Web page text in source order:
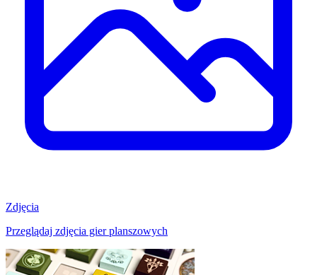
Zdjęcia
Przeglądaj zdjęcia gier planszowych